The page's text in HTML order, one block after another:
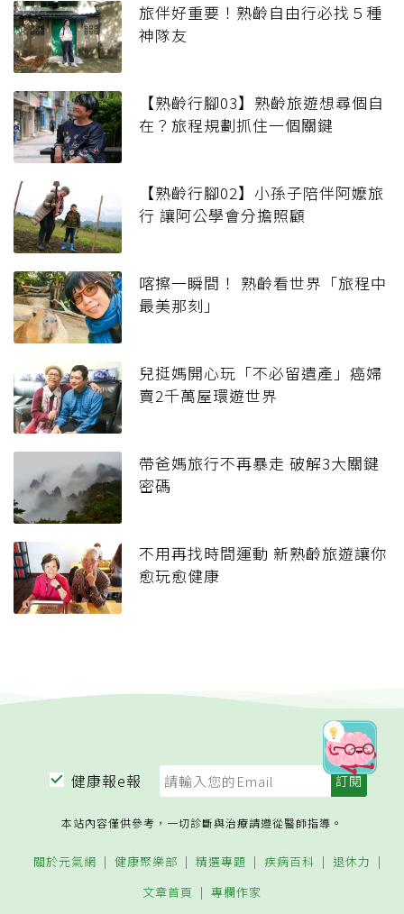
旅伴好重要！熟齡自由行必找５種
神隊友
【熟齡行腳03】熟齡旅遊想尋個自
在？旅程規劃抓住一個關鍵
【熟齡行腳02】小孫子陪伴阿嬤旅
行 讓阿公學會分擔照顧
喀擦一瞬間！ 熟齡看世界「旅程中
最美那刻」
兒挺媽開心玩「不必留遺產」癌婦
賣2千萬屋環遊世界
帶爸媽旅行不再暴走 破解3大關鍵
密碼
不用再找時間運動 新熟齡旅遊讓你
愈玩愈健康
健康報e報
本站內容僅供參考，一切診斷與治療請遵從醫師指導。
關於元氣網 健康聚樂部 精選專題 疾病百科
退休力
文章首頁
專欄作家